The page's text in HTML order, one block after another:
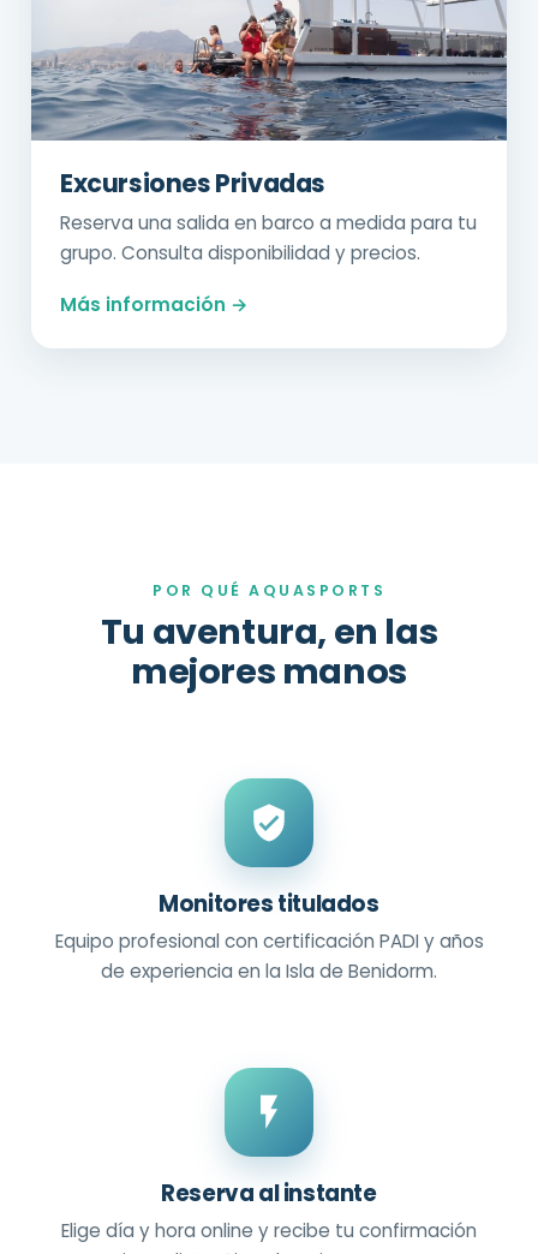
Excursiones Privadas
Reserva una salida en barco a medida para tu
grupo. Consulta disponibilidad y precios.
Más información →
POR QUÉ AQUASPORTS
Tu aventura, en las
mejores manos
Monitores titulados
Equipo profesional con certificación PADI y años
de experiencia en la Isla de Benidorm.
Reserva al instante
Elige día y hora online y recibe tu confirmación